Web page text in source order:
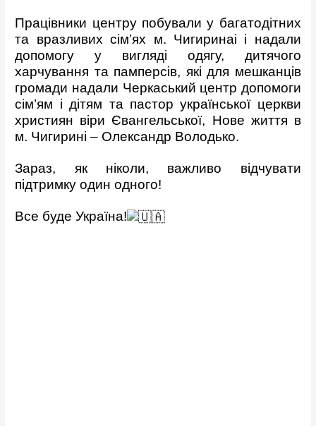
Працівники центру побували у багатодітних
та вразливих сім’ях м. Чигиринаі і надали
допомогу у вигляді одягу, дитячого
харчування та памперсів, які для мешканців
громади надали Черкаський центр допомоги
сім’ям і дітям та пастор української церкви
християн віри Євангельської, Нове життя в
м. Чигирині – Олександр Володько.
Зараз, як ніколи, важливо відчувати
підтримку один одного!
Все буде Україна!